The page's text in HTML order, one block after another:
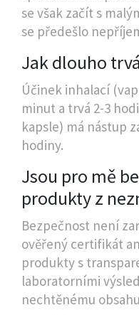
se však začít s
se předešlo
Jak dlouho
Účinek inhalací
minut a trvá 2-3
kapsle) má nástup
hodiny.
Jsou pro mě
produkty z
Bezpečnost není
ověřený certifikát
produkty s
laboratorními
nechtěnému